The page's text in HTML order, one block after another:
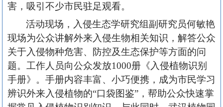
害，吸引不少市民驻足观看。
活动现场，入侵生态学研究组副研究员何敏艳
现场为公众讲解外来入侵生物相关知识，解答公众
关于入侵物种危害、防控及生态保护等方面的问
题。 工作人员向公众发放1000册《入侵植物识别
手册》。手册内容丰富、小巧便携，成为市民学习
辨识外来入侵植物的“口袋图鉴”，帮助公众快速掌